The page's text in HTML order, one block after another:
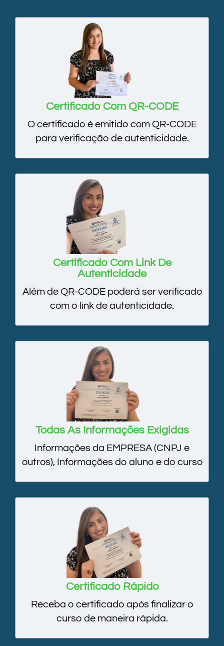
Certificado Com QR-CODE
O certificado é emitido com QR-CODE
para verificação de autenticidade.
Certificado Com Link De
Autenticidade
Além de QR-CODE poderá ser verificado
com o link de autenticidade.
Todas As Informações Exigidas
Informações da EMPRESA (CNPJ e
outros), Informações do aluno e do curso
Certificado Rápido
Receba o certificado após finalizar o
curso de maneira rápida.